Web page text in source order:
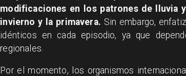
modificaciones en los patrones de lluvia
invierno y la primavera. Sin embargo,
idénticos en cada episodio, ya que
regionales.
Por el momento, los organismos